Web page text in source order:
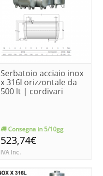
Serbatoio acciaio inox
x 316l orizzontale da
500 lt | cordivari
Consegna in 5/10gg
523,74€
IVA Inc.